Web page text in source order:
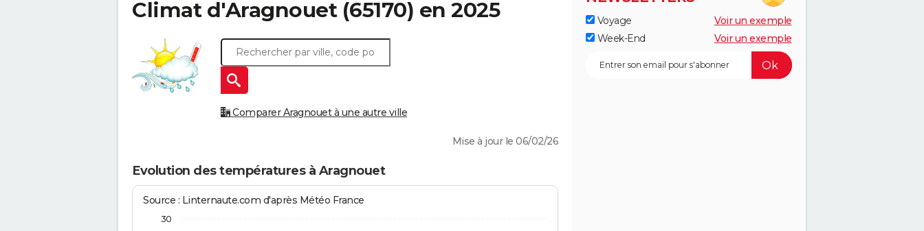
Climat d'Aragnouet(65170) en 2025
Comparer Aragnouet à une autre ville
Mise à jour le 06/02/26
Evolution des températures à Aragnouet
Source : Linternaute.com d'après Météo France
30
Voyage
Voir un exemple
Week-End
Voir un exemple